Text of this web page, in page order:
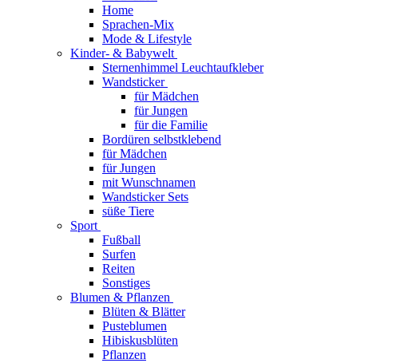
Home
Sprachen-Mix
Mode & Lifestyle
Kinder- & Babywelt
Sternenhimmel Leuchtaufkleber
Wandsticker
für Mädchen
für Jungen
für die Familie
Bordüren selbstklebend
für Mädchen
für Jungen
mit Wunschnamen
Wandsticker Sets
süße Tiere
Sport
Fußball
Surfen
Reiten
Sonstiges
Blumen & Pflanzen
Blüten & Blätter
Pusteblumen
Hibiskusblüten
Pflanzen